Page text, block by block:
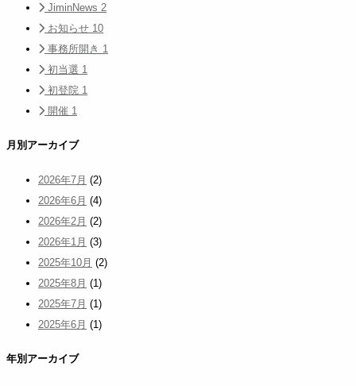
JiminNews 2
お知らせ 10
事務所開き 1
初当選 1
初登院 1
開催 1
月別アーカイブ
2026年7月 (2)
2026年6月 (4)
2026年2月 (2)
2026年1月 (3)
2025年10月 (2)
2025年8月 (1)
2025年7月 (1)
2025年6月 (1)
年別アーカイブ